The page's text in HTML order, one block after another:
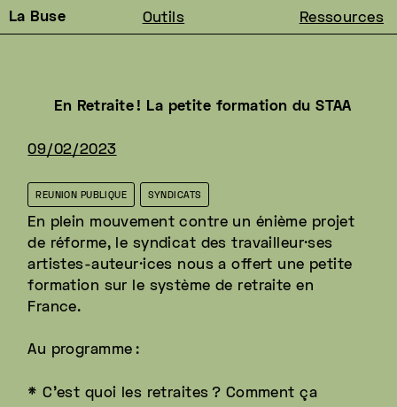
La Buse
En Retraite ! La petite formation du STAA
09/02/2023
REUNION PUBLIQUE SYNDICATS
En plein mouvement contre un énième projet
de réforme, le syndicat des travailleur·ses
artistes-auteur·ices nous a offert une petite
formation sur le système de retraite en
France.
Au programme :
* C'est quoi les retraites ? Comment ça
Ressources
Outils